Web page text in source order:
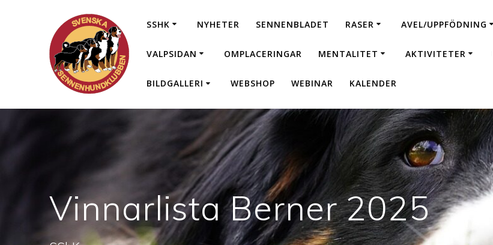
SSHK NYHETER SENNENBLADET RASER AVEL/UPPFÖDNING
VALPSIDAN OMPLACERINGAR MENTALITET AKTIVITETER
BILDGALLERI WEBSHOP WEBINAR KALENDER
Vinnarlista Berner 2025